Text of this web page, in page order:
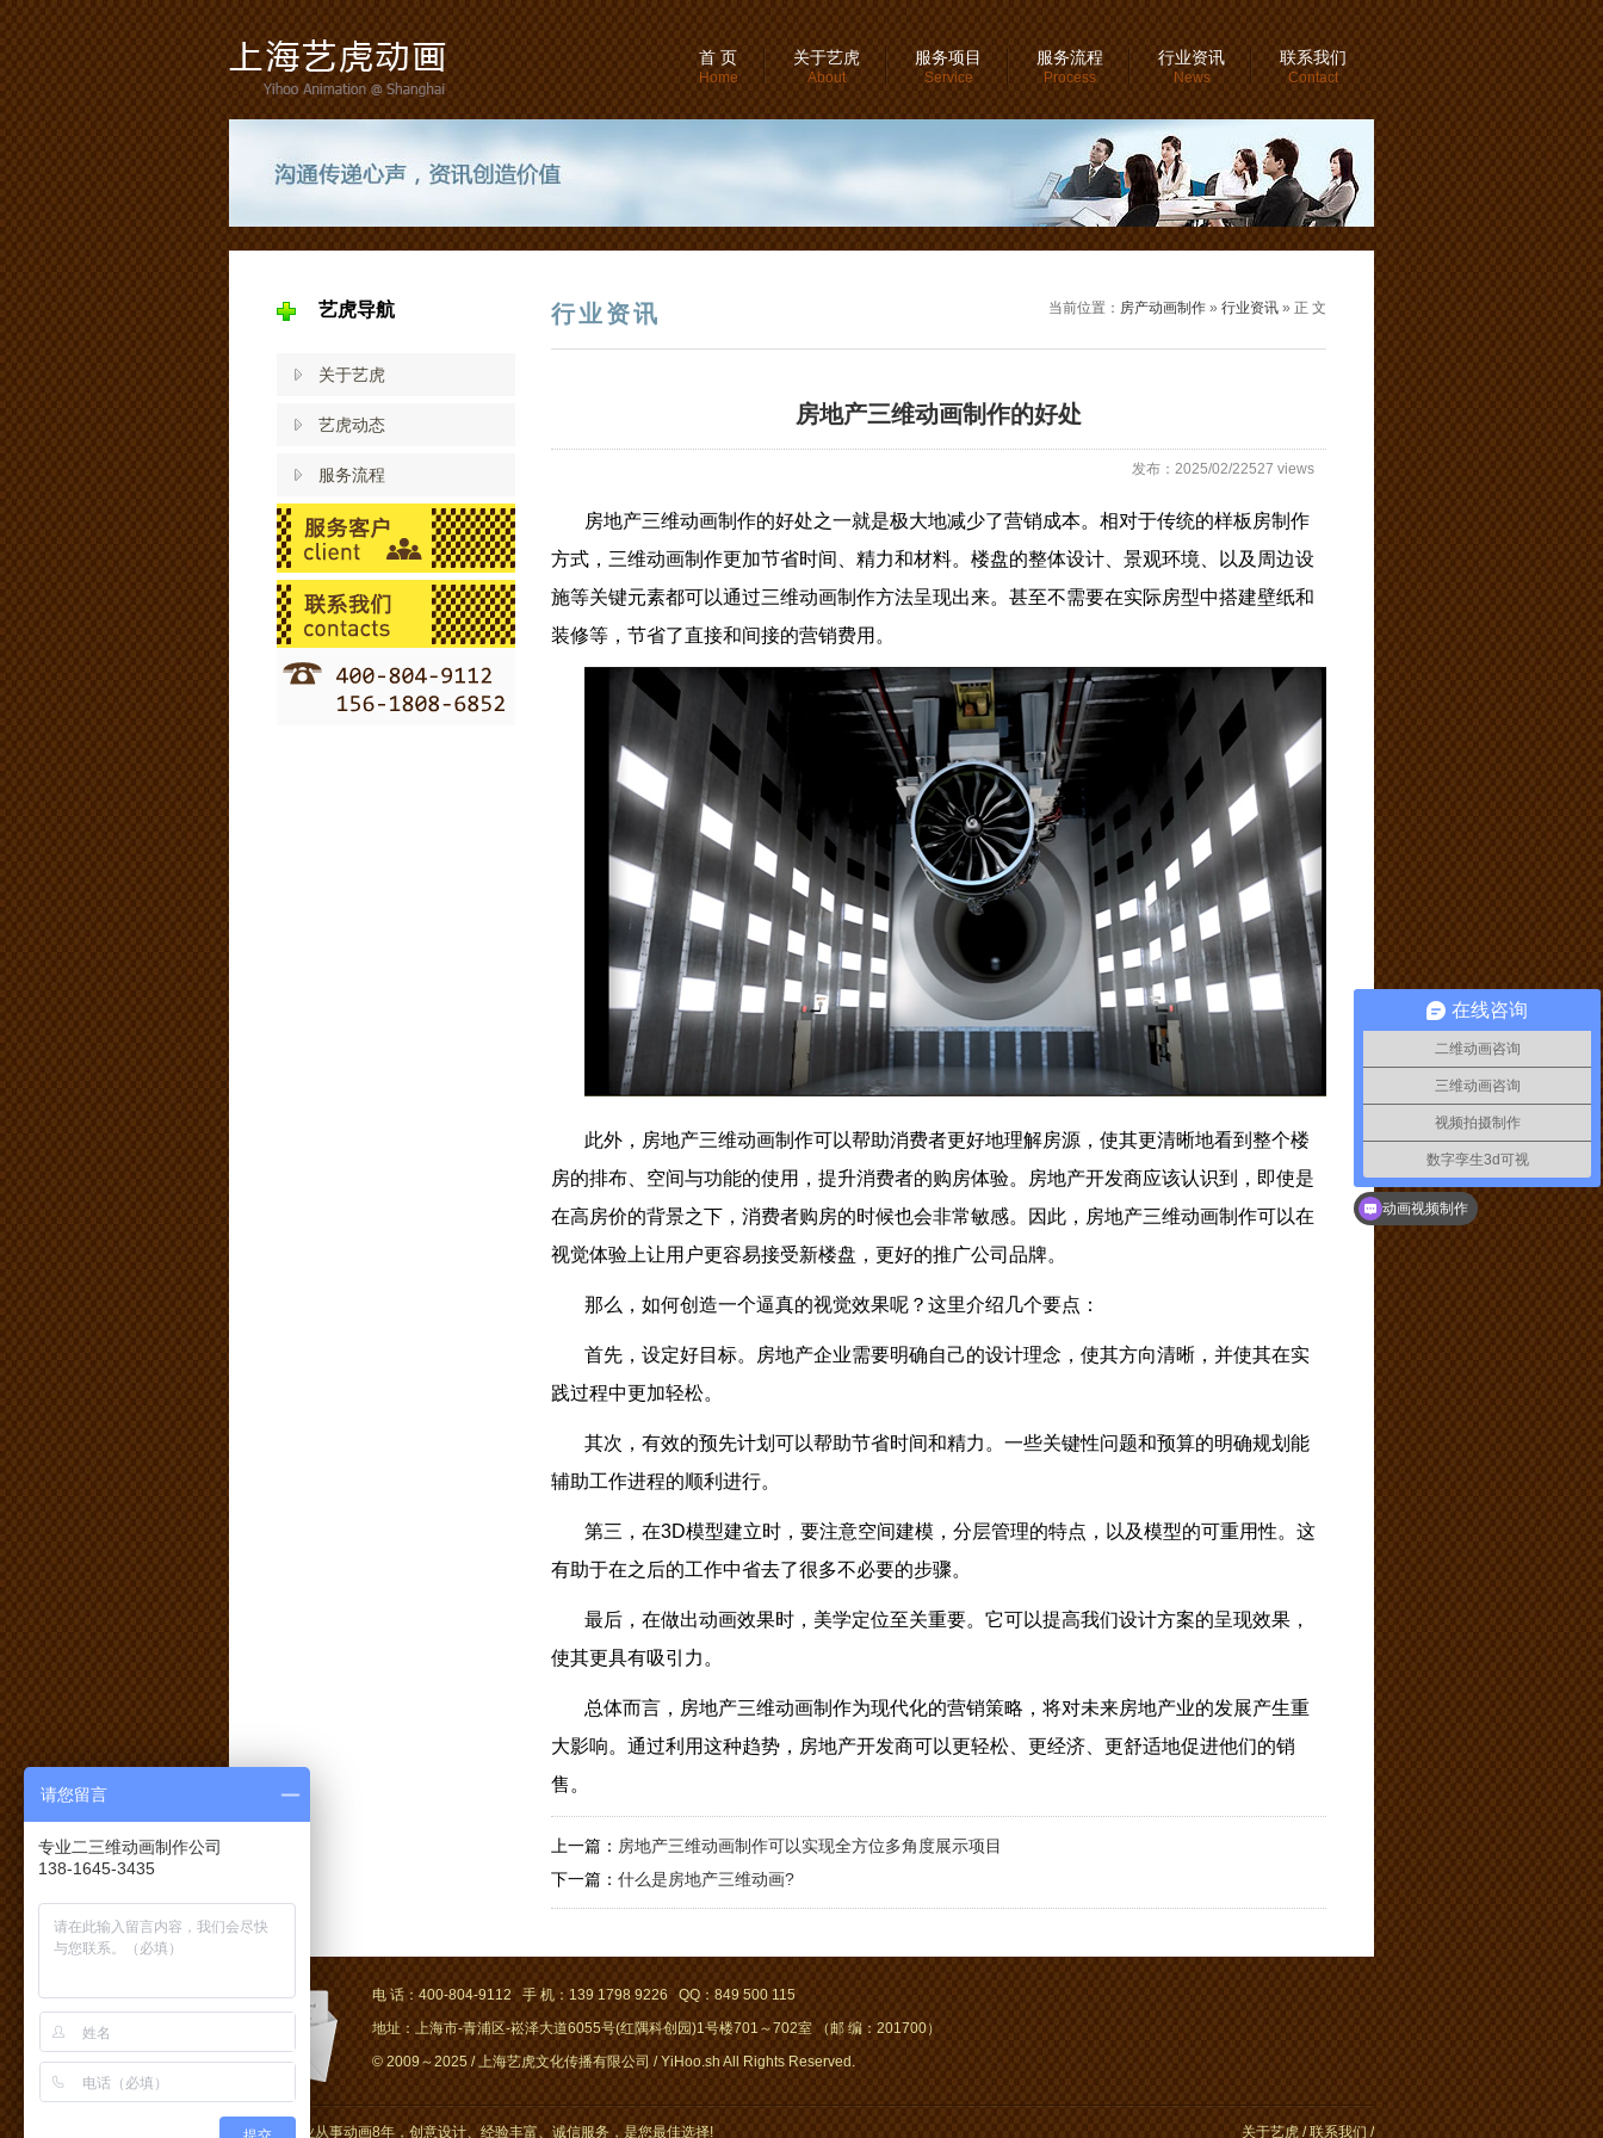
首 页
Home
关于艺虎
About
服务项目
Service
服务流程
Process
行业资讯
News
联系我们
Contact
艺虎导航
关于艺虎
艺虎动态
服务流程
行业资讯 当前位置： 房产动画制作 » 行业资讯 » 正 文
房地产三维动画制作的好处
发布：2025/02/22527 views
房地产三维动画制作的好处之一就是极大地减少了营销成本。相对于传统的样板房制作
方式，三维动画制作更加节省时间、精力和材料。楼盘的整体设计、景观环境、以及周边设
施等关键元素都可以通过三维动画制作方法呈现出来。甚至不需要在实际房型中搭建壁纸和
装修等，节省了直接和间接的营销费用。
此外，房地产三维动画制作可以帮助消费者更好地理解房源，使其更清晰地看到整个楼
房的排布、空间与功能的使用，提升消费者的购房体验。房地产开发商应该认识到，即使是
在高房价的背景之下，消费者购房的时候也会非常敏感。因此，房地产三维动画制作可以在
视觉体验上让用户更容易接受新楼盘，更好的推广公司品牌。
那么，如何创造一个逼真的视觉效果呢？这里介绍几个要点：
首先，设定好目标。房地产企业需要明确自己的设计理念，使其方向清晰，并使其在实
践过程中更加轻松。
其次，有效的预先计划可以帮助节省时间和精力。一些关键性问题和预算的明确规划能
辅助工作进程的顺利进行。
第三，在3D模型建立时，要注意空间建模，分层管理的特点，以及模型的可重用性。这
有助于在之后的工作中省去了很多不必要的步骤。
最后，在做出动画效果时，美学定位至关重要。它可以提高我们设计方案的呈现效果，
使其更具有吸引力。
总体而言，房地产三维动画制作为现代化的营销策略，将对未来房地产业的发展产生重
大影响。通过利用这种趋势，房地产开发商可以更轻松、更经济、更舒适地促进他们的销
售。
上一篇： 房地产三维动画制作可以实现全方位多角度展示项目
下一篇： 什么是房地产三维动画?
电 话：400-804-9112 手 机：139 1798 9226 QQ：849 500 115
地址：上海市-青浦区-崧泽大道6055号(红隅科创园)1号楼701～702室 （邮 编：201700）
© 2009～2025 / 上海艺虎文化传播有限公司 / YiHoo.sh All Rights Reserved.
上海艺虎专业从事动画8年，创意设计、经验丰富、诚信服务，是您最佳选择! 关于艺虎 /联系我们 /
在线咨询
二维动画咨询
三维动画咨询
视频拍摄制作
数字孪生3d可视
动画视频制作
你们是怎么收费的呢？
请您留言
专业二三维动画制作公司
138-1645-3435